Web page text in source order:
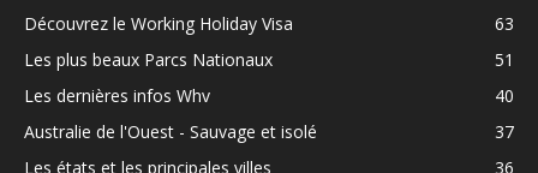
Découvrez le Working Holiday Visa
63
Les plus beaux Parcs Nationaux
51
Les dernières infos Whv
40
Australie de l'Ouest - Sauvage et isolé
37
Les états et les principales villes
36